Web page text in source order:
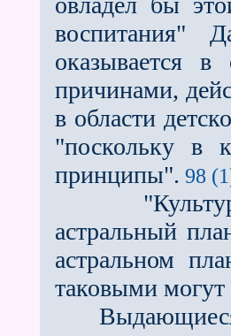
воспитания"
оказывается в
причинами,
в области
"поскольку в
принципы". 98
"Культура
астральный
астральном
таковыми
Выдающиеся